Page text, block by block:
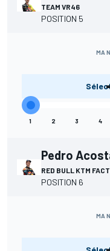
TEAM VR46
POSITION 5
MA
1 2 3 4
Pedro
RED BULL KTM
POSITION 6
MA